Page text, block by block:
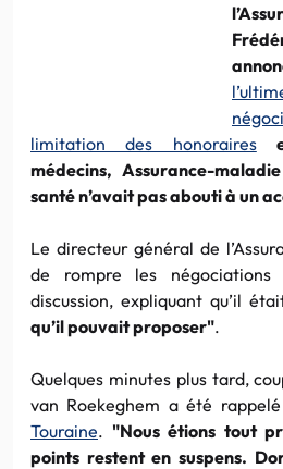
limitation des honoraires
médecins, Assurance-
santé n’avait pas abouti à un
Le directeur général de
de rompre les négociations
discussion, expliquant qu’il
qu’il pouvait proposer".
Quelques minutes plus tard,
van Roekeghem a été
Touraine. "Nous étions tout
points restent en suspens.